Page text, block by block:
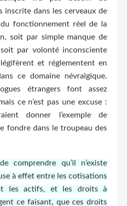
inscrite dans les cerveaux de
fonctionnement réel de la
soit par simple manque de
par volonté inconsciente
et réglementent en
ce domaine névralgique.
étrangers font assez
ce n’est pas une excuse :
donner l’exemple de
fondre dans le troupeau des
comprendre qu’il n’existe
à effet entre les cotisations
les actifs, et les droits à
ce faisant, que ces droits